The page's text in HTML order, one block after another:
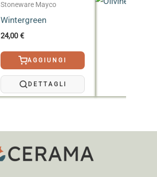
Stoneware Mayco
Wintergreen
24,00€
AGGIUNGI
DETTAGLI